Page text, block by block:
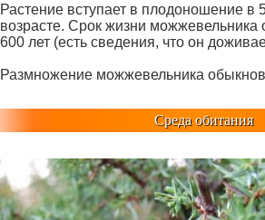
Растение вступает в плодоношение в
возрасте. Срок жизни можжевельника
600 лет (есть сведения, что он
Размножение можжевельника
Среда обитания